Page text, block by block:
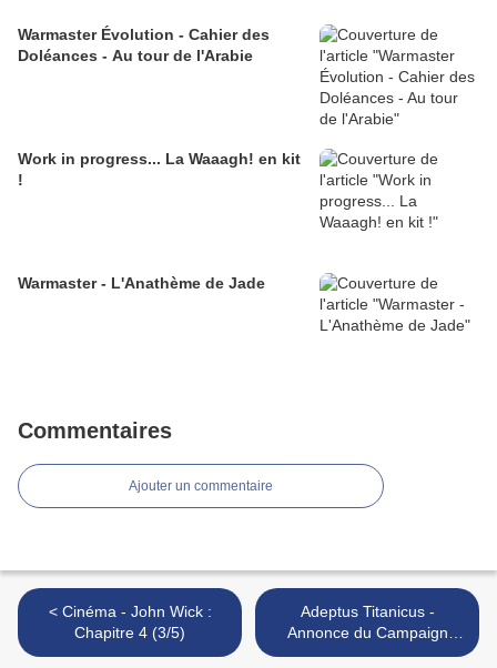
Warmaster Évolution - Cahier des
Doléances - Au tour de l'Arabie
Work in progress... La Waaagh! en kit
!
Warmaster - L'Anathème de Jade
Commentaires
Ajouter un commentaire
< Cinéma - John Wick :
Chapitre 4 (3/5)
Adeptus Titanicus -
Annonce du Campaign
Compendium >